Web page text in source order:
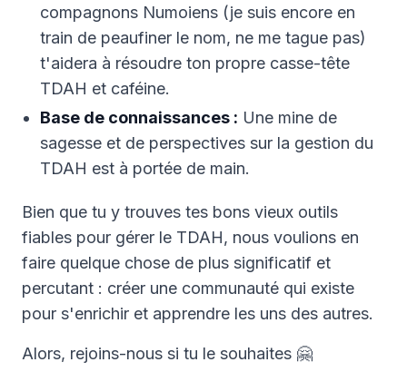
compagnons Numoiens (je suis encore en
train de peaufiner le nom, ne me tague pas)
t'aidera à résoudre ton propre casse-tête
TDAH et caféine.
Base de connaissances : Une mine de
sagesse et de perspectives sur la gestion du
TDAH est à portée de main.
Bien que tu y trouves tes bons vieux outils
fiables pour gérer le TDAH, nous voulions en
faire quelque chose de plus significatif et
percutant : créer une communauté qui existe
pour s'enrichir et apprendre les uns des autres.
Alors, rejoins-nous si tu le souhaites 🤗